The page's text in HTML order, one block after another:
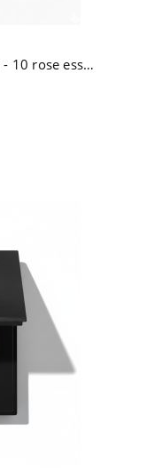
Rozświetlający róż do policzków - 10 rose essentiel